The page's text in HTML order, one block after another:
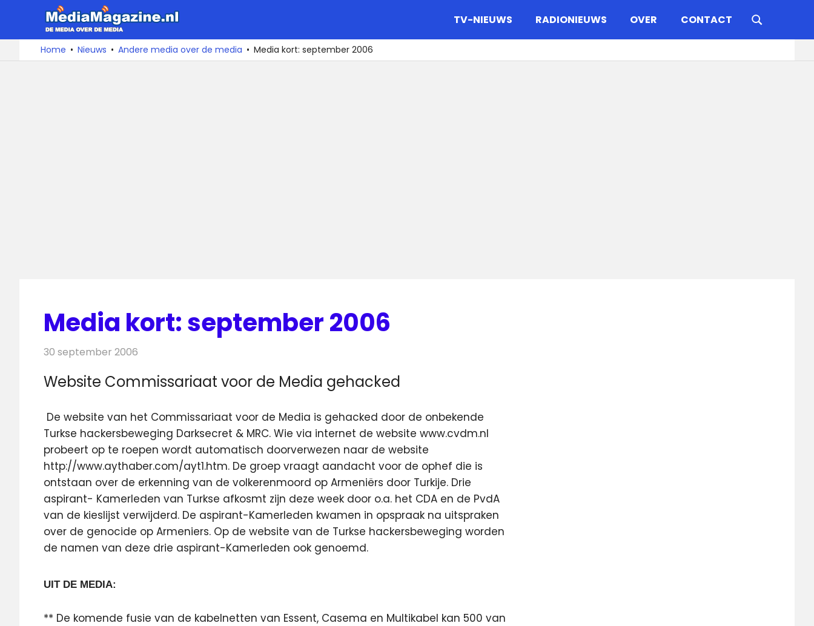
naar
De
media
over
TV-NIEUWS RADIONIEUWS OVER CONTACT
Home Nieuws Andere media over de media Media kort: september 2006
Media kort: september 2006
30 september 2006
Website Commissariaat voor de Media gehacked
De website van het Commissariaat voor de Media is gehacked door de onbekende
Turkse hackersbeweging Darksecret & MRC. Wie via internet de website www.cvdm.nl
probeert op te roepen wordt automatisch doorverwezen naar de website
http://www.aythaber.com/ayt1.htm. De groep vraagt aandacht voor de ophef die is
ontstaan over de erkenning van de volkerenmoord op Armeniërs door Turkije. Drie
aspirant- Kamerleden van Turkse afkosmt zijn deze week door o.a. het CDA en de PvdA
van de kieslijst verwijderd. De aspirant-Kamerleden kwamen in opspraak na uitspraken
over de genocide op Armeniers. Op de website van de Turkse hackersbeweging worden
de namen van deze drie aspirant-Kamerleden ook genoemd.
UIT DE MEDIA:
** De komende fusie van de kabelnetten van Essent, Casema en Multikabel kan 500 van